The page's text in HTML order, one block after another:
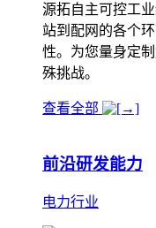
源拓自主可控工
站到配网的各个
性。为您量身定
殊挑战。
查看全部
前沿研发能力
电力行业